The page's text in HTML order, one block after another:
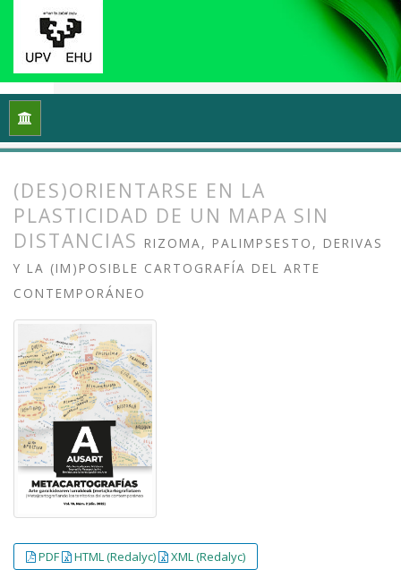
Inicio
(DES)ORIENTARSE EN LA
PLASTICIDAD DE UN MAPA SIN
DISTANCIAS RIZOMA, PALIMPSESTO, DERIVAS
Y LA (IM)POSIBLE CARTOGRAFÍA DEL ARTE
CONTEMPORÁNEO
PDF HTML (Redalyc) XML (Redalyc)